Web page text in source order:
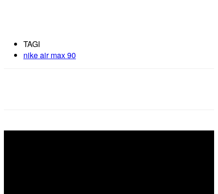
TAGI
nike air max 90